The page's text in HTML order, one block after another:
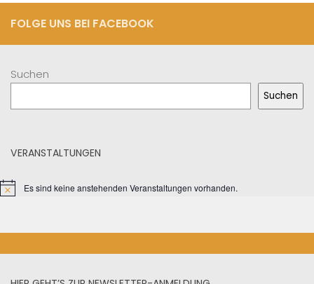
FOLGE UNS BEI FACEBOOK
Suchen
Suchen
VERANSTALTUNGEN
Es sind keine anstehenden Veranstaltungen vorhanden.